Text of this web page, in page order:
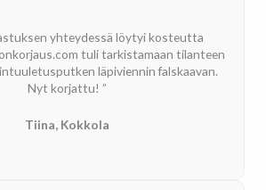
yhteydessä löytyi kosteutta
tuli tarkistamaan tilanteen
läpiviennin falskaavan.
Nyt korjattu! ”
Tiina, Kokkola